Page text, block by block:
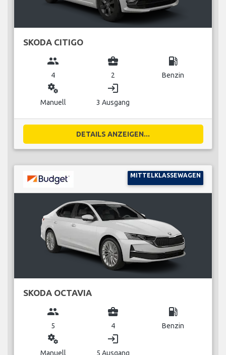
SKODA CITIGO
group
4
business_center
2
local_gas_station
Benzin
miscellaneous_services
Manuell
login
3 Ausgang
DETAILS ANZEIGEN...
MITTELKLASSEWAGEN
SKODA OCTAVIA
group
5
business_center
4
local_gas_station
Benzin
miscellaneous_services
Manuell
login
5 Ausgang